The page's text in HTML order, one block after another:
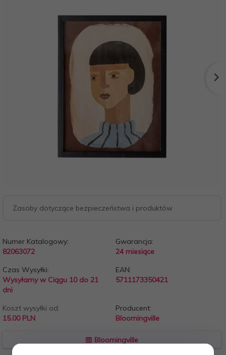
Zasoby dotyczące bezpieczeństwa i produktów
Numer Katalogowy:
82063072
Gwarancja:
24 miesiące
Czas Wysyłki:
Wysyłamy w Ciągu 10 do 21
dni
EAN:
5711173350421
Koszt wysyłki od:
15.00 PLN
Producent:
Bloomingville
Bloomingville